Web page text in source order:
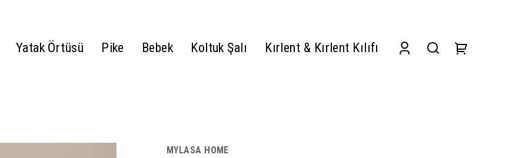
Yatak Örtüsü Pike Bebek Koltuk Şalı Kırlent & Kırlent Kılıfı
MYLASA HOME